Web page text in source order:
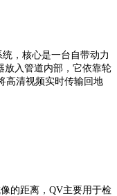
，核心是一台自带动力
放入管道内部，它依靠轮
高清视频实时传输回地
的距离，QV主要用于检